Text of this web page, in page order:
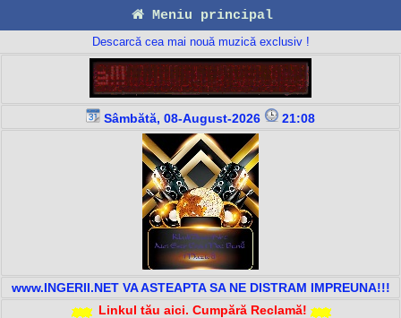
Meniu principal
Descarcă cea mai nouă muzică exclusiv !
Sâmbătă, 08-August-2026 21:08
www.INGERII.NET VA ASTEAPTA SA NE DISTRAM IMPREUNA!!!
Linkul tău aici. Cumpără Reclamă!